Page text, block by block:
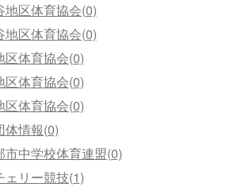
地区体育協会(0)
地区体育協会(0)
区体育協会(0)
区体育協会(0)
区体育協会(0)
体情報(0)
市中学校体育連盟(0)
ェリー競技(1)